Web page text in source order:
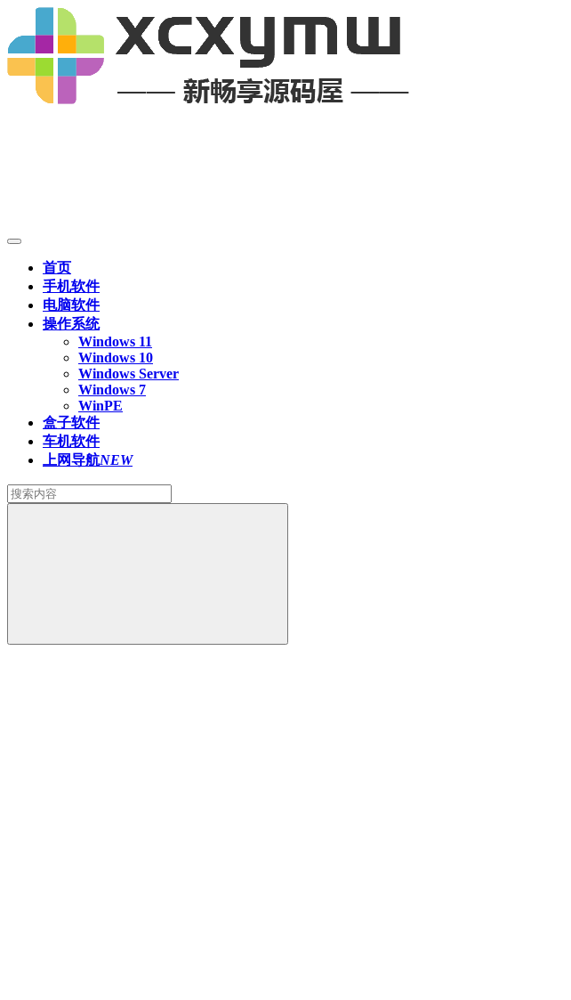
首页
手机软件
电脑软件
操作系统
Windows 11
Windows 10
Windows Server
Windows 7
WinPE
盒子软件
车机软件
上网导航NEW